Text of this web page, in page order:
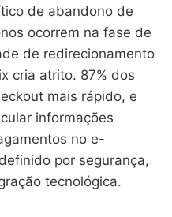
de abandono de
ocorrem na fase de
de redirecionamento
cria atrito. 87% dos
mais rápido, e
informações
no e-
por segurança,
tecnológica.